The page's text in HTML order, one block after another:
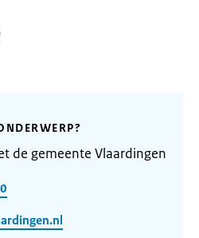
de gemeente Vlaardingen